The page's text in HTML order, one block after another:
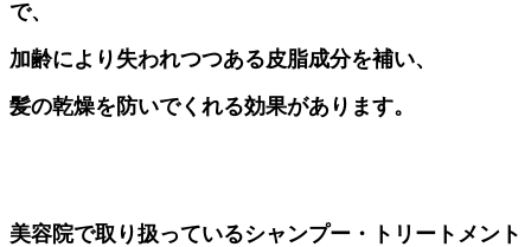
で、
加齢により失われつつある皮脂成分を補い、
髪の乾燥を防いでくれる効果があります。
美容院で取り扱っているシャンプー・トリートメント